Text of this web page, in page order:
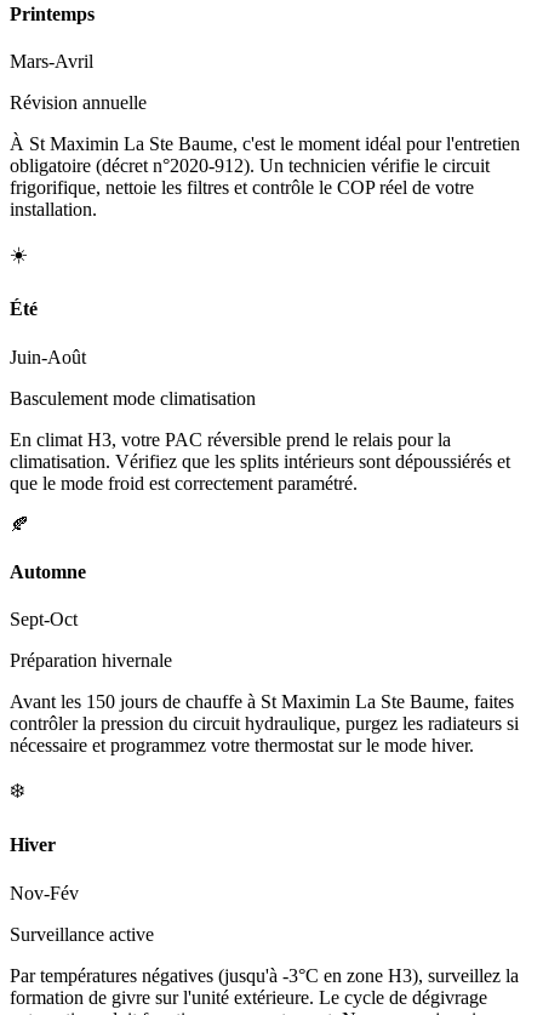
Printemps
Mars-Avril
Révision annuelle
À St Maximin La Ste Baume, c'est le moment idéal pour l'entretien
obligatoire (décret n°2020-912). Un technicien vérifie le circuit
frigorifique, nettoie les filtres et contrôle le COP réel de votre
installation.
☀️
Été
Juin-Août
Basculement mode climatisation
En climat H3, votre PAC réversible prend le relais pour la
climatisation. Vérifiez que les splits intérieurs sont dépoussiérés et
que le mode froid est correctement paramétré.
🍂
Automne
Sept-Oct
Préparation hivernale
Avant les 150 jours de chauffe à St Maximin La Ste Baume, faites
contrôler la pression du circuit hydraulique, purgez les radiateurs si
nécessaire et programmez votre thermostat sur le mode hiver.
❄️
Hiver
Nov-Fév
Surveillance active
Par températures négatives (jusqu'à -3°C en zone H3), surveillez la
formation de givre sur l'unité extérieure. Le cycle de dégivrage